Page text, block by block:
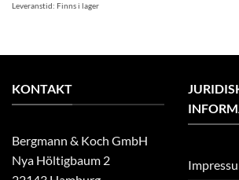
Leveranstid: Finns i lager
KONTAKT
Bergmann & Koch GmbH
Nya Höltigbaum 2